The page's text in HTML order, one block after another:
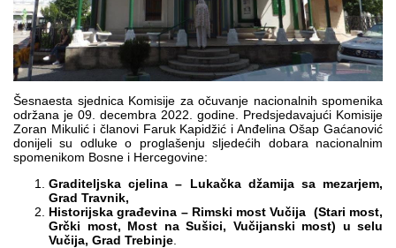
Šesnaesta sjednica Komisije za očuvanje nacionalnih spomenika
održana je 09. decembra 2022. godine. Predsjedavajući Komisije
Zoran Mikulić i članovi Faruk Kapidžić i Anđelina Ošap Gaćanović
donijeli su odluke o proglašenju sljedećih dobara nacionalnim
spomenikom Bosne i Hercegovine:
Graditeljska cjelina – Lukačka džamija sa mezarjem,
Grad Travnik,
Historijska građevina – Rimski most Vučija (Stari most,
Grčki most, Most na Sušici, Vučijanski most) u selu
Vučija, Grad Trebinje